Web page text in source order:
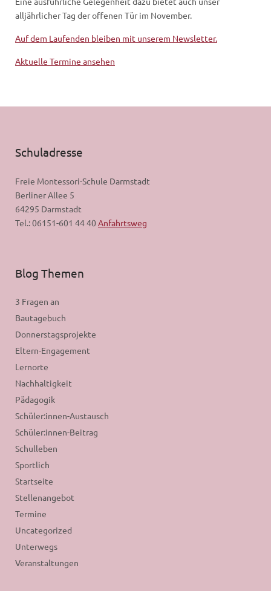
alljährlicher Tag der offenen Tür im November.
Auf dem Laufenden bleiben mit unserem Newsletter.
Aktuelle Termine ansehen
Schuladresse
Freie Montessori-Schule Darmstadt
Berliner Allee 5
64295 Darmstadt
Tel.: 06151-601 44 40Anfahrtsweg
Blog Themen
3 Fragen an
Bautagebuch
Donnerstagsprojekte
Eltern-Engagement
Lernorte
Nachhaltigkeit
Pädagogik
Schüler:innen-Austausch
Schüler:innen-Beitrag
Schulleben
Sportlich
Startseite
Stellenangebot
Termine
Uncategorized
Unterwegs
Veranstaltungen